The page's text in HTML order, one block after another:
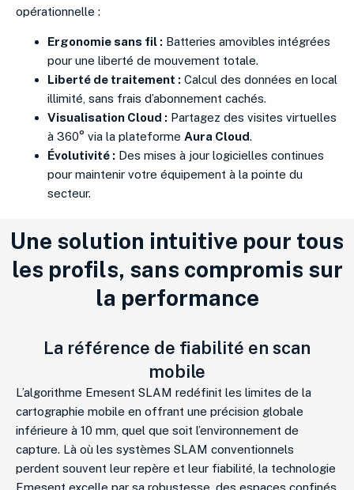
opérationnelle :
Ergonomie sans fil : Batteries amovibles intégrées
pour une liberté de mouvement totale.
Liberté de traitement : Calcul des données en local
illimité, sans frais d’abonnement cachés.
Visualisation Cloud : Partagez des visites virtuelles
à 360° via la plateforme Aura Cloud.
Évolutivité : Des mises à jour logicielles continues
pour maintenir votre équipement à la pointe du
secteur.
Une solution intuitive pour tous
les profils, sans compromis sur
la performance
La référence de fiabilité en scan
mobile
L’algorithme Emesent SLAM redéfinit les limites de la
cartographie mobile en offrant une précision globale
inférieure à 10 mm, quel que soit l’environnement de
capture. Là où les systèmes SLAM conventionnels
perdent souvent leur repère et leur fiabilité, la technologie